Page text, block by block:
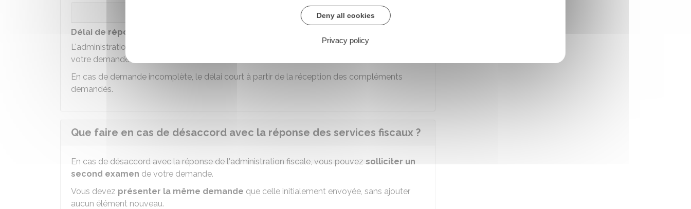
Délai de réponse de l'administration fiscale
L'administration vous répond dans un délai de
maximum à partir de la réception de
votre demande.
En cas de demande incomplète, le délai court à partir de la réception des compléments
demandés.
Que faire en cas de désaccord avec la réponse des services fiscaux ?
En cas de désaccord avec la réponse de l'administration fiscale, vous pouvez solliciter un
second examen de votre demande.
Vous devez présenter la même demande que celle initialement envoyée, sans ajouter
aucun élément nouveau.
Deny all cookies
Privacy policy